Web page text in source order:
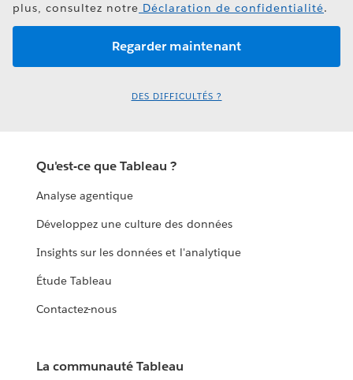
plus, consultez notre Déclaration de confidentialité.
DES DIFFICULTÉS ?
Qu'est-ce que Tableau ?
Analyse agentique
Développez une culture des données
Insights sur les données et l'analytique
Étude Tableau
Contactez-nous
La communauté Tableau